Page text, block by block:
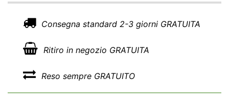
Consegna standard 2-3 giorni GRATUITA
Ritiro in negozio GRATUITA
Reso sempre GRATUITO